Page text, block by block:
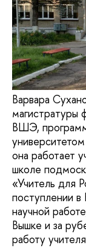
Варвара
магистратуры
ВШЭ,
она работает
школе
«Учитель для
поступлении в
научной
Вышке и за
работу